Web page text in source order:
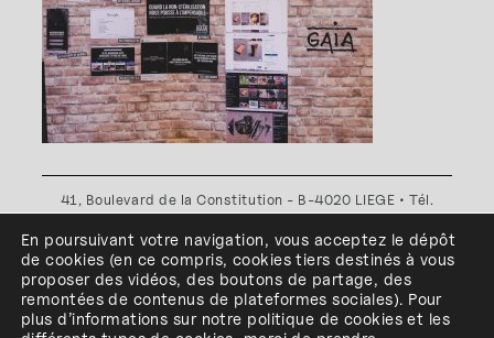
41, Boulevard de la Constitution - B-4020 LIEGE • Tél.
Plan d'accès•Politique de confidentialité•Politique de
cookies•Conditions générales
l'ESA Saint-Luc Liège est membre du
En poursuivant votre navigation, vous acceptez le dépôt
de cookies (en ce compris, cookiestiers destinés à vous
proposer des vidéos, des boutons de partage, des
remontées de contenus de plateformes sociales). Pour
plus d’informations sur notre politique de cookies et les